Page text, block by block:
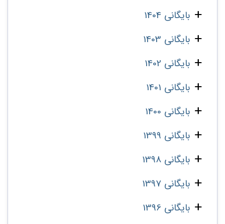
بایگانی 1404
بایگانی 1403
بایگانی 1402
بایگانی 1401
بایگانی 1400
بایگانی 1399
بایگانی 1398
بایگانی 1397
بایگانی 1396